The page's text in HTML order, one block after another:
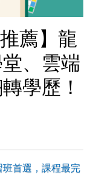
薦】龍
、雲端
學歷！
班首選，課程最完